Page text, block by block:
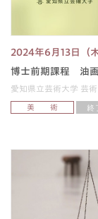
2024年6月13日（
博士前期課程 油
愛知県立芸術大学 芸
美 術 終